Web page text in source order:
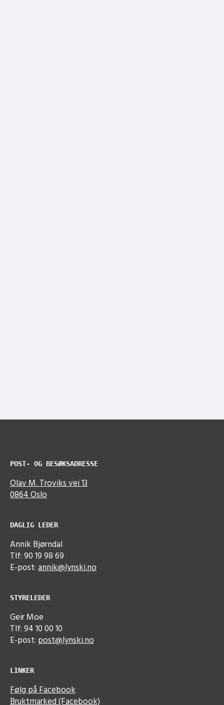
POST- OG BESØKSADRESSE
Olav M. Troviks vei 13
0864 Oslo
DAGLIG LEDER
Annik Bjørndal
Tlf: 90 19 98 69
E-post:annik@lynski.no
STYRELEDER
Geir Moe
Tlf: 94 10 00 10
E-post: post@lynski.no
LINKER
Følg på Facebook
Bruktmarked (Facebook)